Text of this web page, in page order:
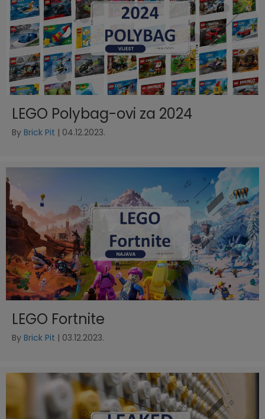
LEGO Polybag-ovi za 2024
By Brick Pit | 04.12.2023.
LEGO Fortnite
By Brick Pit | 03.12.2023.